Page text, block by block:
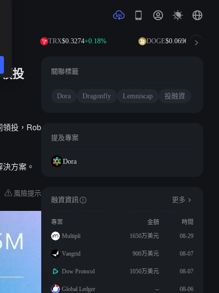
TRX$0.3274+0.18% DOGE$0.0696+1.10%
投
領投，Rob
方案。
風險提示
關聯標籤
Dora Dragonfly Lemniscap 投融資
提及專案
Dora
融資資訊 更多
專案 金額
時間
Multipli
1650万美元 08-29
Vangrid 900万美元 08-07
Dow Protocol 1050万美元 08-07
Global Ledger -- 08-06